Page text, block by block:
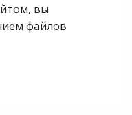
оборудования,
вы
файлов